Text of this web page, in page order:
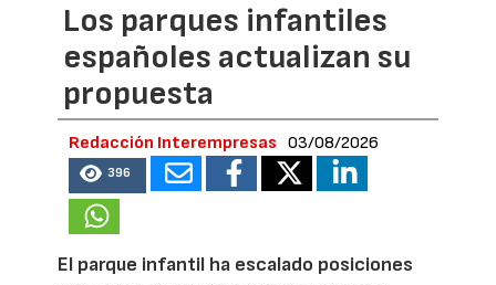
Los parques infantiles
españoles actualizan su
propuesta
Redacción Interempresas 03/08/2026
396
El parque infantil ha escalado posiciones